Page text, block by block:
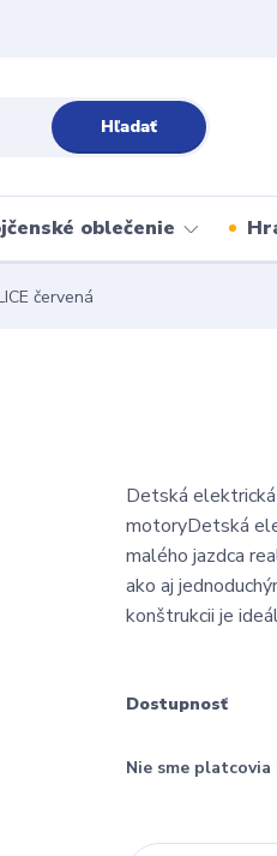
Hľadať
oblečenie
červená
Detská
motoryDetská
malého jazdca
ako aj
konštrukcii je
Dostupnosť
Nie sme platcovia